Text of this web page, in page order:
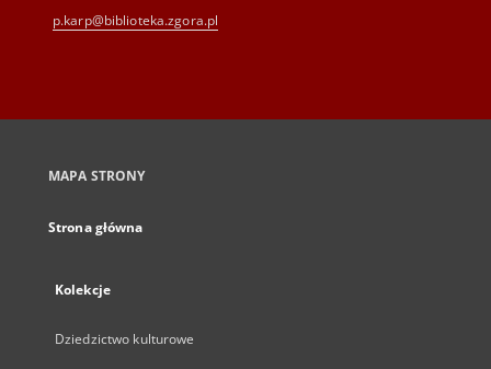
p.karp@biblioteka.zgora.pl
MAPA STRONY
Strona główna
Kolekcje
Dziedzictwo kulturowe